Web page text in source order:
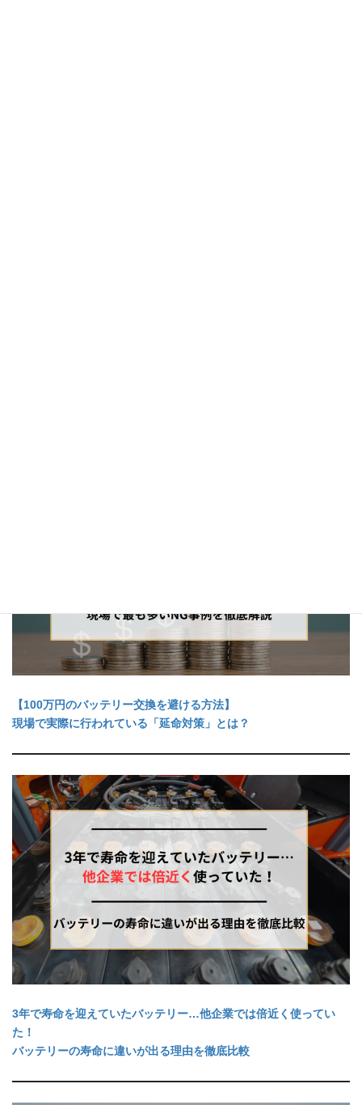
【100万円のバッテリー交換を避ける方法】
現場で実際に行われている「延命対策」とは？
3年で寿命を迎えていたバッテリー…他企業では倍近く使ってい
た！
バッテリーの寿命に違いが出る理由を徹底比較